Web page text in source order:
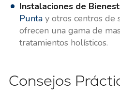
Instalaciones de
Puntay otros centros de
ofrecen una gama de
tratamientos holísticos.
Consejos